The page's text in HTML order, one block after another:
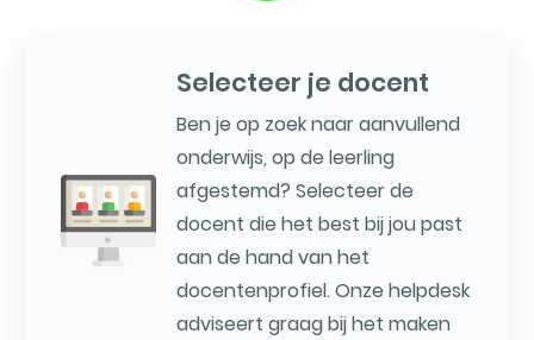
Selecteer je docent
Ben je op zoek naar aanvullend
onderwijs, op de leerling
afgestemd? Selecteer de
docent die het best bij jou past
aan de hand van het
docentenprofiel. Onze helpdesk
adviseert graag bij het maken